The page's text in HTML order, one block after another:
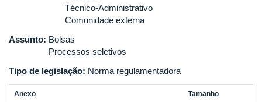
Técnico-Administrativo
Comunidade externa
Assunto: Bolsas
Processos seletivos
Tipo de legislação: Norma regulamentadora
Anexo Tamanho